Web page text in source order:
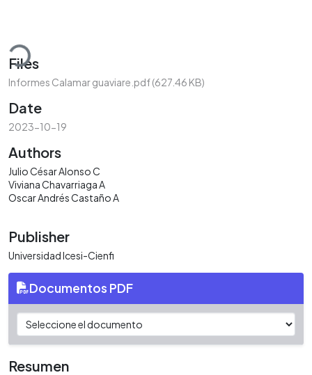
Files
Informes Calamar guaviare.pdf(627.46 KB)
Date
2023-10-19
Authors
Julio César Alonso C
Viviana Chavarriaga A
Oscar Andrés Castaño A
Publisher
Universidad Icesi-Cienfi
Documentos PDF
Resumen